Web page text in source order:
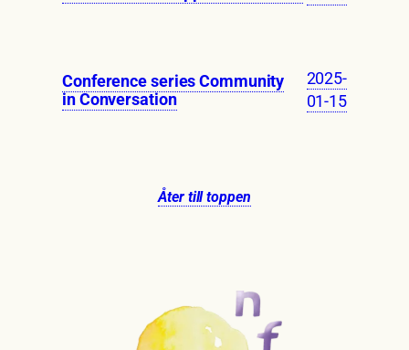
Conference series Community
in Conversation
2025-
01-15
Åter till toppen